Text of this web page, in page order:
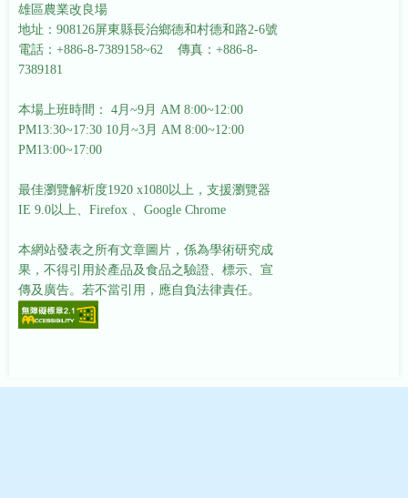
雄區農業改良場
地址：908126屏東縣長治鄉德和村德和路2-6號
電話：+886-8-7389158~62 傳真：+886-8-
7389181
本場上班時間： 4月~9月 AM 8:00~12:00
PM13:30~17:30 10月~3月 AM 8:00~12:00
PM13:00~17:00
最佳瀏覽解析度1920 x1080以上，支援瀏覽器
IE 9.0以上、Firefox 、Google Chrome
本網站發表之所有文章圖片，係為學術研究成
果，不得引用於產品及食品之驗證、標示、宣
傳及廣告。若不當引用，應自負法律責任。